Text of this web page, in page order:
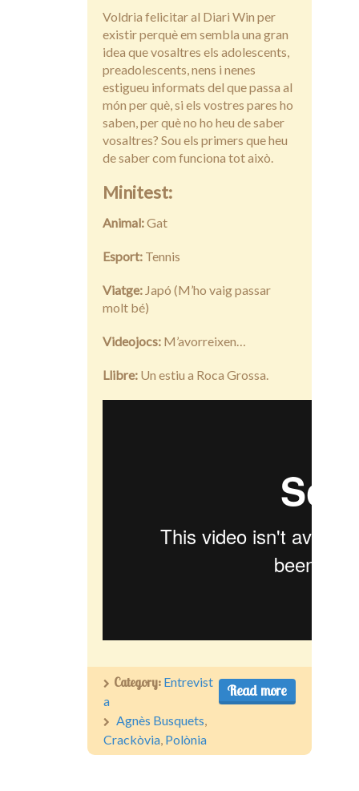
Voldria felicitar al Diari Win per
existir perquè em sembla una gran
idea que vosaltres els adolescents,
preadolescents, nens i nenes
estigueu informats del que passa al
món per què, si els vostres pares ho
saben, per què no ho heu de saber
vosaltres? Sou els primers que heu
de saber com funciona tot això.
Minitest:
Animal:Gat
Esport: Tennis
Viatge: Japó (M’ho vaig passar
molt bé)
Videojocs: M’avorreixen…
Llibre: Un estiu a Roca Grossa.
Read more
Category: Entrevist
a
Agnès Busquets,
Crackòvia, Polònia